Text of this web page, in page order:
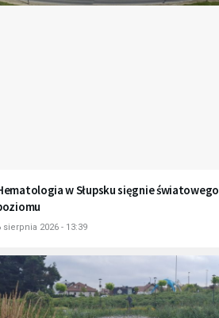
w Słupsku sięgnie światowego
sierpnia 2026 - 13:39